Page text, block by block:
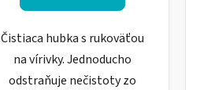
Čistiaca hubka s rukoväťou
na vírivky. Jednoducho
odstraňuje nečistoty zo